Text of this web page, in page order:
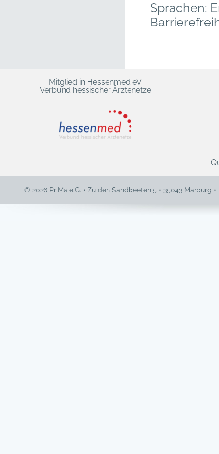
Sprachen:
Mitglied in Hessenmed eV
Verbund hessischer Ärztenetze
© 2026 PriMa e.G. • Zu den Sandbeeten 5 • 35043 Marburg •